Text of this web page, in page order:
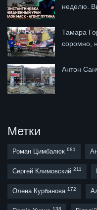
неделю.
Тамара
соромно,
Антон
Метки
Роман Цимбалюк 681
Сергей Климовский 211
Олена Курбанова 172
138